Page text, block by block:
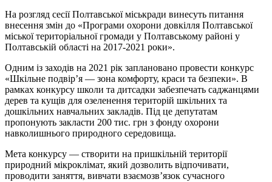
На розгляд сесії Полтавської міськради винесуть питання
внесення змін до «Програми охорони довкілля Полтавської
міської територіальної громади у Полтавському районі у
Полтавській області на 2017-2021 роки».
Одним із заходів на 2021 рік заплановано провести конкурс
«Шкільне подвір’я — зона комфорту, краси та безпеки». В
рамках конкурсу школи та дитсадки забезпечать саджанцями
дерев та кущів для озеленення територій шкільних та
дошкільних навчальних закладів. Під це депутатам
пропонують закласти 200 тис. грн з фонду охорони
навколишнього природного середовища.
Мета конкурсу — створити на пришкільній території
природний мікроклімат, який дозволить відпочивати,
проводити заняття, вивчати взаємозв’язок сучасного